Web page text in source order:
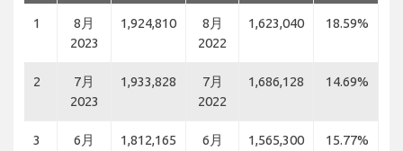
1
8月
2023
1,924,810
8月
2022
1,623,040 18.59%
2
7月
2023
1,933,828
7月
2022
1,686,128 14.69%
3
6月
1,812,165
6月
1,565,300 15.77%